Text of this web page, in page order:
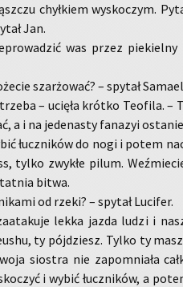
chył­kiem wy­sko­czym.
Jan.
was przez
szar­żo­wać? – spy­tał
– ucię­ła krót­ko Teo­fi­la.
a i na je­de­na­sty fa­na­zyi
łucz­ni­ków do nogi i potem
tylko zwy­kłe pilum.
bitwa.
od rzeki? – spy­tał Lu­ci­fer.
lekka jazda ludzi i
ty pój­dziesz. Tylko ty
sio­stra nie za­po­mnia­ła
i wybić łucz­ni­ków, a